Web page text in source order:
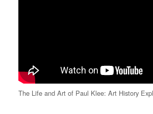
The Life and Art of Paul Klee: Art History